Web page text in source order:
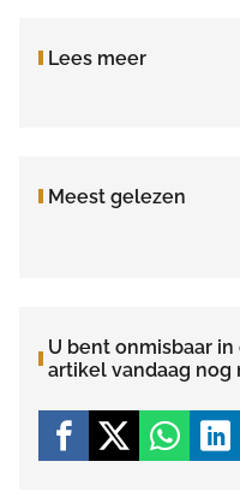
Lees meer
Meest gelezen
U bent onmisbaar
artikel vandaag